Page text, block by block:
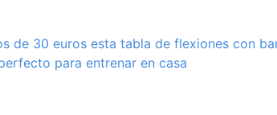
de 30 euros esta tabla de flexiones con
para entrenar en casa